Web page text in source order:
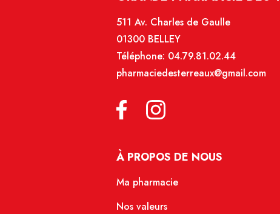
511 Av. Charles de Gaulle
01300 BELLEY
Téléphone: 04.79.81.02.44
pharmaciedesterreaux@gmail.com
À PROPOS DE NOUS
Ma pharmacie
Nos valeurs